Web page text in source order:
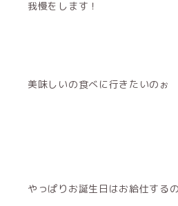
我慢をします！
美味しいの食べに行きたいのぉ
やっぱりお誕生日はお給仕する